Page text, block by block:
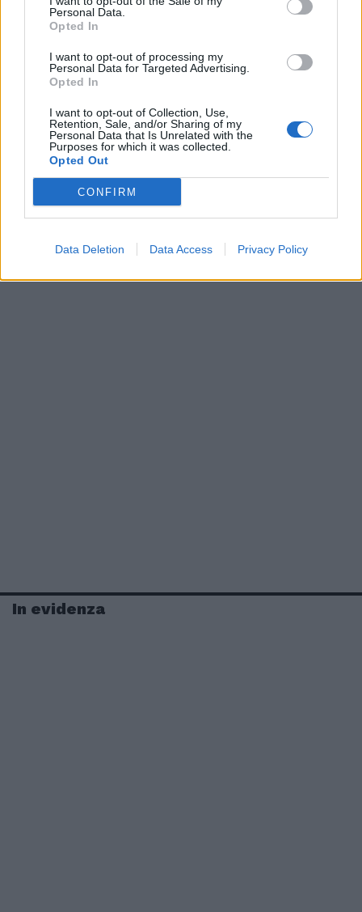
Personal Data.
Opted In
I want to opt-out of processing my
Personal Data for Targeted Advertising.
Opted In
I want to opt-out of Collection, Use,
Retention, Sale, and/or Sharing of my
Personal Data that Is Unrelated with the
Purposes for which it was collected.
Opted Out
CONFIRM
Data Deletion Data Access Privacy Policy
In evidenza